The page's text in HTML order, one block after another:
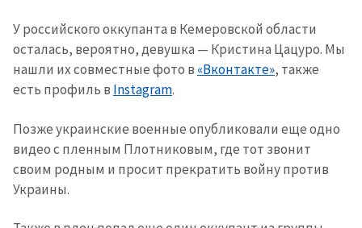
У российского оккупанта в Кемеровской области
осталась, вероятно, девушка — Кристина Цацуро. Мы
нашли их совместные фото в «Вконтакте», также
есть профиль в Instagram.
Позже украинские военные опубликовали еще одно
видео с пленным Плотниковым, где тот звонит
своим родным и просит прекратить войну против
Украины.